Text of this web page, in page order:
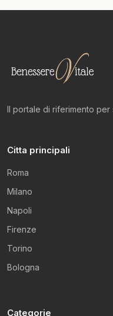
Il portale di riferimento per
Citta principali
Roma
Milano
Napoli
Firenze
Torino
Bologna
Categorie